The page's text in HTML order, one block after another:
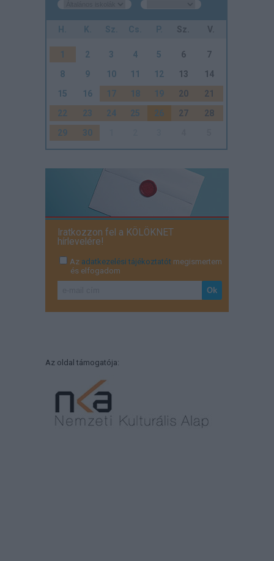
H. K. Sz. Cs. P. Sz. V.
1 2 3 4 5 6
7
8
9 10 11 12 13
14
15
16 17 18 19 20
21
22
23 24 25 26 27
28
29
30
Iratkozzon fel a KÖLÖKNET
hírlevelére!
Az adatkezelési tájékoztatót megismertem
és elfogadom
Az oldal támogatója: